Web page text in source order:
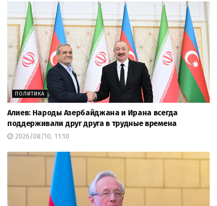
ПОЛИТИКА
Алиев: Народы Азербайджана и Ирана всегда
поддерживали друг друга в трудные времена
2026/08/10, 11:10